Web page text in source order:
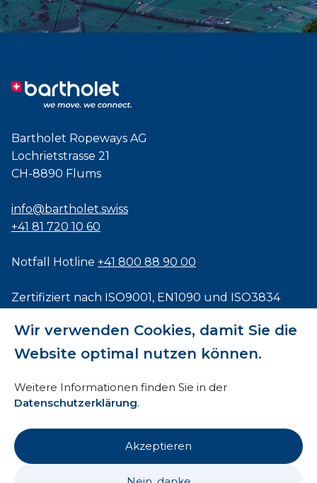
Wir verwenden Cookies, damit Sie die
Website optimal nutzen können.
Weitere Informationen finden Sie in der
Datenschutzerklärung.
Akzeptieren
Bartholet Ropeways AG
Lochrietstrasse 21
CH-8890 Flums
info@bartholet.swiss
+41 81 720 10 60
Notfall Hotline +41 800 88 90 00
Zertifiziert nach ISO9001, EN1090 und ISO3834
Impressum
HTI